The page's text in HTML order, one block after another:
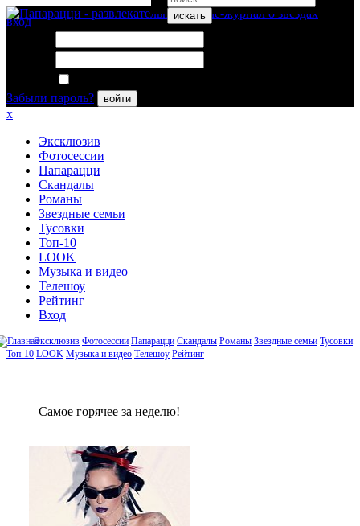
искать
вход
Забыли пароль?
войти
x
Эксклюзив
Фотосессии
Папарацци
Скандалы
Романы
Звездные семьи
Тусовки
Топ-10
LOOK
Музыка и видео
Телешоу
Рейтинг
Вход
Эксклюзив Фотосессии Папарацци Скандалы Романы Звездные семьи Тусовки
Топ-10 LOOK Музыка и видео Телешоу Рейтинг
Сaмое гoрячее за неделю!